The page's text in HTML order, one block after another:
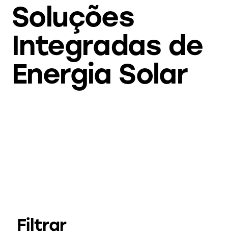
Soluções
Integradas de
Energia Solar
Filtrar